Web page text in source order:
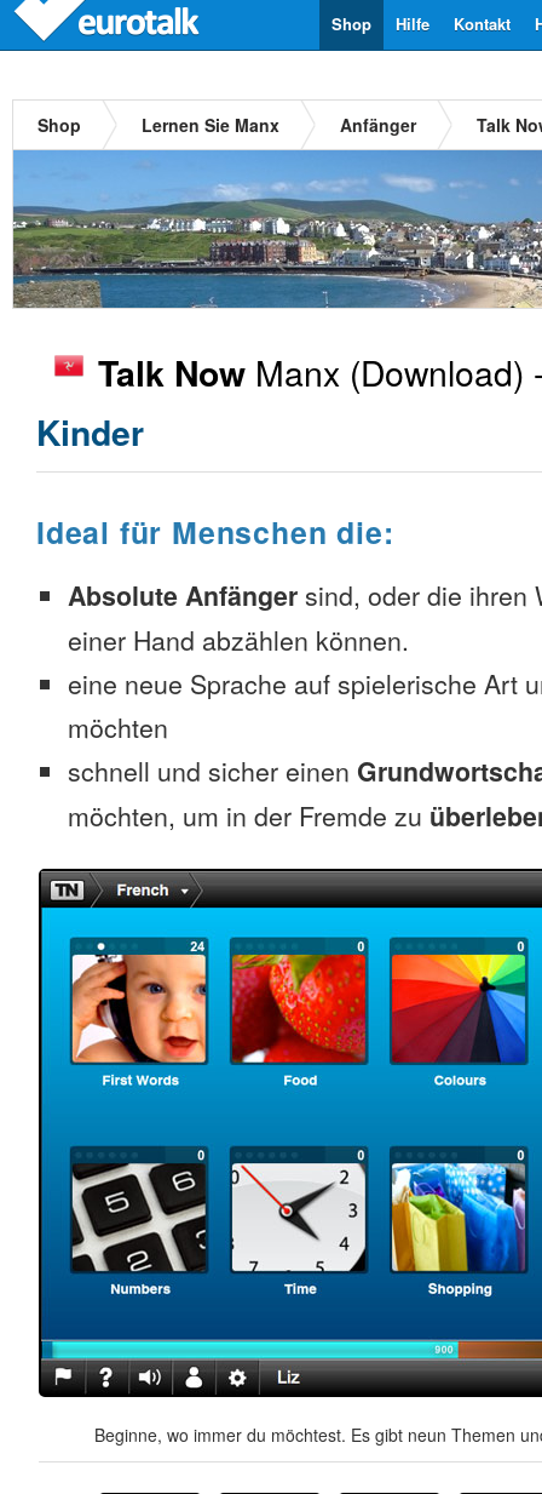
Kontakt
Hilfe
Shop
Shop Lernen Sie Manx Anfänger Talk
Talk Now Manx (Download)
Kinder
Ideal für Menschen die:
Absolute Anfänger sind, oder die ihren
einer Hand abzählen können.
eine neue Sprache auf spielerische Art
möchten
schnell und sicher einen
möchten, um in der Fremde zu
Beginne, wo immer du möchtest. Es gibt neun Themen